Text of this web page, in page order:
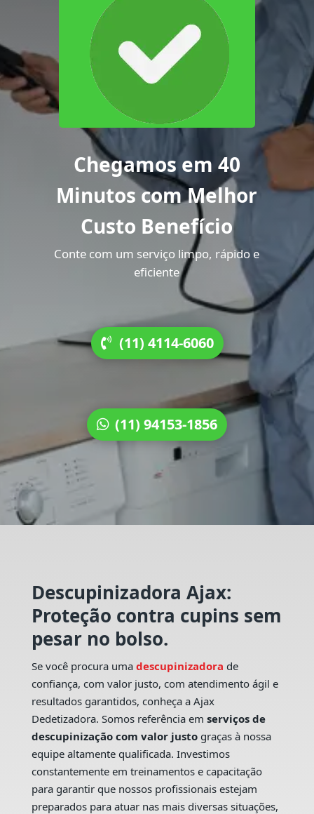
Chegamos em 40
Minutos com Melhor
Custo Benefício
Conte com um serviço limpo, rápido e
eficiente
(11) 4114-6060
(11) 94153-1856
Descupinizadora Ajax:
Proteção contra cupins sem
pesar no bolso.
Se você procura uma descupinizadora de
confiança, com valor justo, com atendimento ágil e
resultados garantidos, conheça a Ajax
Dedetizadora. Somos referência em serviços de
descupinização com valor justo graças à nossa
equipe altamente qualificada. Investimos
constantemente em treinamentos e capacitação
para garantir que nossos profissionais estejam
preparados para atuar nas mais diversas situações,